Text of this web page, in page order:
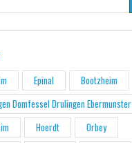
Epinal
Bootzheim
Domfessel Drulingen Ebermunster
Hoerdt
Orbey